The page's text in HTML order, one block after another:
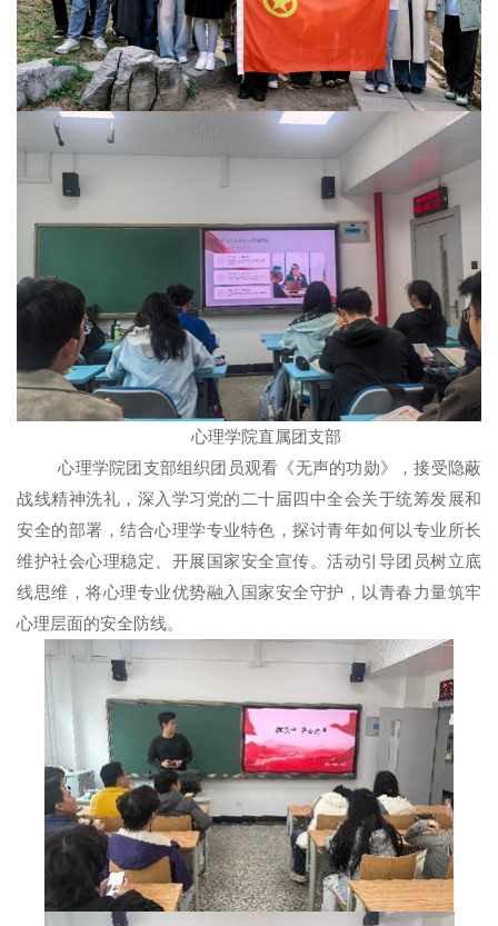
心理学院直属团支部
心理学院团支部组织团员观看《无声的功勋》，接受隐蔽
战线精神洗礼，深入学习党的二十届四中全会关于统筹发展和
安全的部署，结合心理学专业特色，探讨青年如何以专业所长
维护社会心理稳定、开展国家安全宣传。活动引导团员树立底
线思维，将心理专业优势融入国家安全守护，以青春力量筑牢
心理层面的安全防线。